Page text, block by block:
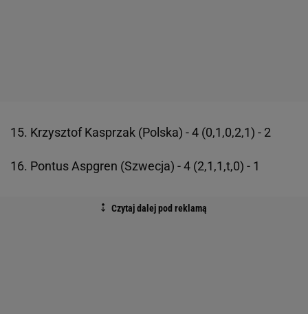
15. Krzysztof Kasprzak (Polska) - 4 (0,1,0,2,1) - 2
16. Pontus Aspgren (Szwecja) - 4 (2,1,1,t,0) - 1